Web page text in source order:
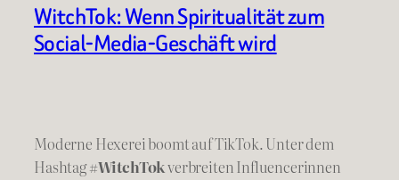
WitchTok: Wenn Spiritualität zum
Social-Media-Geschäft wird
Moderne Hexerei boomt auf TikTok. Unter dem
Hashtag#WitchTokverbreiten Influencerinnen